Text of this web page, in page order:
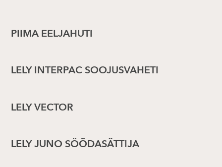
PIIMA EELJAHUTI
LELY INTERPAC SOOJUSVAHETI
LELY VECTOR
LELY JUNO SÖÖDASÄTTIJA